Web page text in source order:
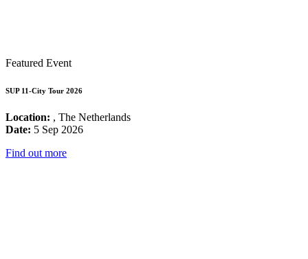
Featured Event
SUP 11-City Tour 2026
Location: , The Netherlands
Date: 5 Sep 2026
Find out more